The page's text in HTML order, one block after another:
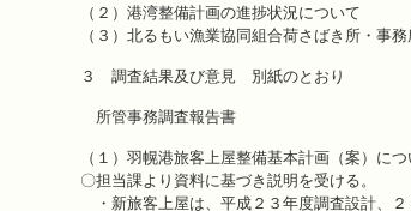
（２）港湾整備計画の進捗状況について
（３）北るもい漁業協同組合荷さばき所・事
３ 調査結果及び意見 別紙のとおり
所管事務調査報告書
（１）羽幌港旅客上屋整備基本計画（案）に
〇担当課より資料に基づき説明を受ける。
・新旅客上屋は、平成２３年度調査設計、